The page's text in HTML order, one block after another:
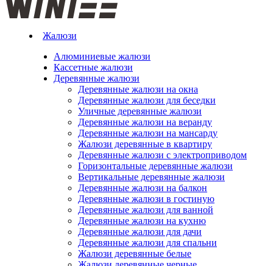
Жалюзи
Алюминиевые жалюзи
Кассетные жалюзи
Деревянные жалюзи
Деревянные жалюзи на окна
Деревянные жалюзи для беседки
Уличные деревянные жалюзи
Деревянные жалюзи на веранду
Деревянные жалюзи на мансарду
Жалюзи деревянные в квартиру
Деревянные жалюзи с электроприводом
Горизонтальные деревянные жалюзи
Вертикальные деревянные жалюзи
Деревянные жалюзи на балкон
Деревянные жалюзи в гостиную
Деревянные жалюзи для ванной
Деревянные жалюзи на кухню
Деревянные жалюзи для дачи
Деревянные жалюзи для спальни
Жалюзи деревянные белые